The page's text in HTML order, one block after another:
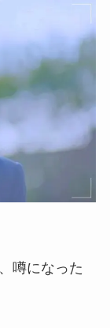
噂になった